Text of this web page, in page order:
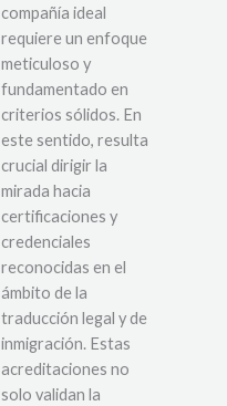
compañía ideal
requiere un enfoque
meticuloso y
fundamentado en
criterios sólidos. En
este sentido, resulta
crucial dirigir la
mirada hacia
certificaciones y
credenciales
reconocidas en el
ámbito de la
traducción legal y de
inmigración. Estas
acreditaciones no
solo validan la